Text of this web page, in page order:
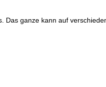
Das ganze kann auf